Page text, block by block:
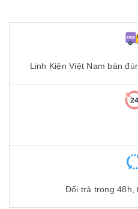
Linh Kiện Việt Nam bán
Đổi trả trong 48h,